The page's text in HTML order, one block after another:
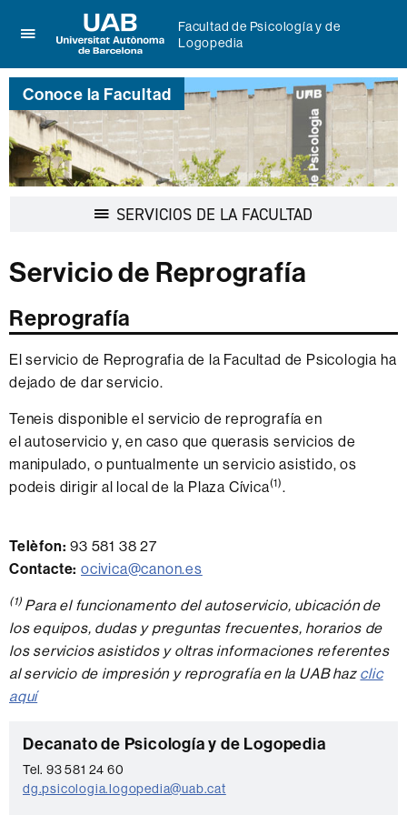
aquí
para
desplegar
el
menú
de
Facultad
Logopedia
Universitat
Autònoma
de
Barcelona
Facultad de Psicología y de
Logopedia
Conoce la Facultad
SERVICIOS DE LA FACULTAD
Servicio de Reprografía
Reprografía
El servicio de Reprografia de la Facultad de Psicologia ha
dejado de dar servicio.
Teneis disponible el servicio de reprografía en
el autoservicio y, en caso que querasis servicios de
manipulado, o puntualmente un servicio asistido, os
podeis dirigir al local de la Plaza Cívica(1).
Telèfon: 93 581 38 27
Contacte: ocivica@canon.es
(1) Para el funcionamento del autoservicio, ubicación de
los equipos, dudas y preguntas frecuentes, horarios de
los servicios asistidos y oltras informaciones referentes
al servicio de impresión y reprografía en la UAB haz clic
aquí
Información
complementaria
C
o
n
Decanato de Psicología y de Logopedia
Tel. 93 581 24 60
dg.psicologia.logopedia@uab.cat